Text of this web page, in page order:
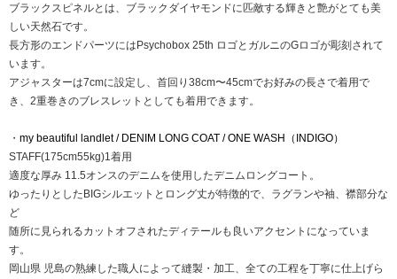
ブラックスピネルとは、ブラックダイヤモンドに匹敵する輝きと艶がとても美
しい天然石です。
長方形のエンドパーツにはPsychobox 25th ロゴとガルニのGロゴが彫刻されて
います。
アジャスターは7cmに設定し、首回り38cm〜45cmでお好みの長さで着用で
き、2重巻きのブレスレットとしても着用できます。
・ my beautiful landlet / DENIM LONG COAT / ONE WASH（INDIGO）
STAFF(175cm55kg)1着用
適度な厚み 11.5オンスのデニムを使用したデニムロングコート。
ゆったりとしたBIGシルエットとロング丈が特徴的で、ラグランや袖、襟部分な
ど
随所に見られるカットオフされたディテールも良いアクセントになっていま
す。
岡山県 児島の熟練した職人によって縫製・加工、全ての工程を丁寧に仕上げら